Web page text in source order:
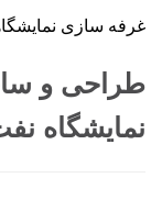
غرفه سازی
طراحی و
نمایشگاه